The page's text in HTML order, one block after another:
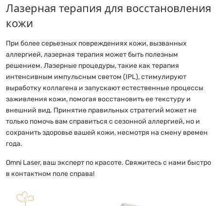
Лазерная терапия для восстановления
кожи
При более серьезных повреждениях кожи, вызванных
аллергией, лазерная терапия может быть полезным
решением. Лазерные процедуры, такие как терапия
интенсивным импульсным светом (IPL), стимулируют
выработку коллагена и запускают естественные процессы
заживления кожи, помогая восстановить ее текстуру и
внешний вид. Принятие правильных стратегий может не
только помочь вам справиться с сезонной аллергией, но и
сохранить здоровье вашей кожи, несмотря на смену времен
года.
Omni Laser, ваш эксперт по красоте. Свяжитесь с нами быстро
в контактном поле справа!